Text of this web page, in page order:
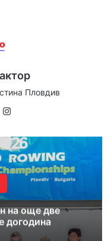
Пловдив
Yo
ub
e
ra
m
на още две
догодина